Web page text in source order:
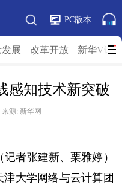
PC版本
展 改革开放 新华V访
感知技术新突破
源: 新华网
者张建新、栗雅婷）
大学网络与云计算团